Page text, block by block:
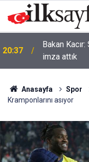
20:37
Bakan
imza attık
Anasayfa Spor
Kramponlarını asıyor